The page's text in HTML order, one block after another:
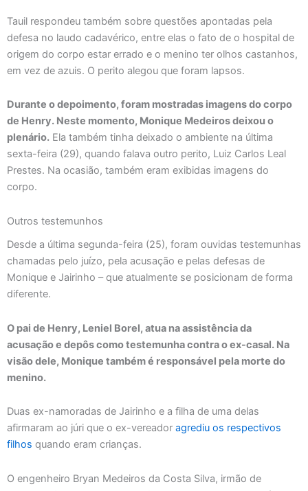
Tauil respondeu também sobre questões apontadas pela
defesa no laudo cadavérico, entre elas o fato de o hospital de
origem do corpo estar errado e o menino ter olhos castanhos,
em vez de azuis. O perito alegou que foram lapsos.
Durante o depoimento, foram mostradas imagens do corpo
de Henry. Neste momento, Monique Medeiros deixou o
plenário. Ela também tinha deixado o ambiente na última
sexta-feira (29), quando falava outro perito, Luiz Carlos Leal
Prestes. Na ocasião, também eram exibidas imagens do
corpo.
Outros testemunhos
Desde a última segunda-feira (25), foram ouvidas testemunhas
chamadas pelo juízo, pela acusação e pelas defesas de
Monique e Jairinho – que atualmente se posicionam de forma
diferente.
O pai de Henry, Leniel Borel, atua na assistência da
acusação e depôs como testemunha contra o ex-casal. Na
visão dele, Monique também é responsável pela morte do
menino.
Duas ex-namoradas de Jairinho e a filha de uma delas
afirmaram ao júri que o ex-vereador agrediu os respectivos
filhos quando eram crianças.
O engenheiro Bryan Medeiros da Costa Silva, irmão de